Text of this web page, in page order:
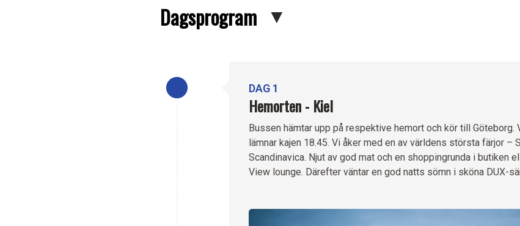
Dagsprogram
DAG 1
Hemorten - Kiel
Bussen hämtar upp på respektive hemort och kör till Göteborg.
lämnar kajen 18.45. Vi åker med en av världens största färjor –
Scandinavica. Njut av god mat och en shoppingrunda i butiken
View lounge. Därefter väntar en god natts sömn i sköna DUX-